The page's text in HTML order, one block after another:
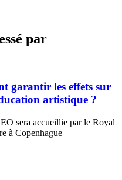
par
garantir les effets sur
artistique ?
sera accueillie par le Royal
à Copenhague